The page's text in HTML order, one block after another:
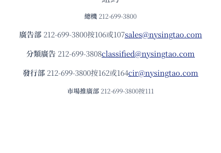
總機 212-699-3800
廣告部212-699-3800按106或107sales@nysingtao.com
分類廣告 212-699-3808classified@nysingtao.com
發⾏部 212-699-3800按162或164cir@nysingtao.com
市場推廣部 212-699-3800按111